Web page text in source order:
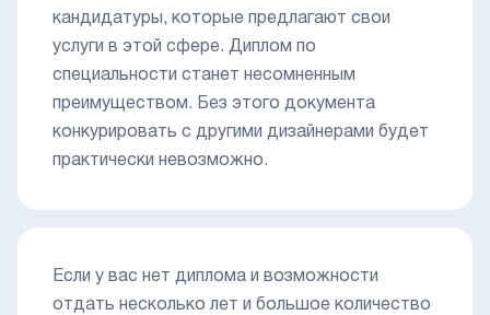
кандидатуры, которые предлагают свои
услуги в этой сфере. Диплом по
специальности станет несомненным
преимуществом. Без этого документа
конкурировать с другими дизайнерами будет
практически невозможно.
Если у вас нет диплома и возможности
отдать несколько лет и большое количество